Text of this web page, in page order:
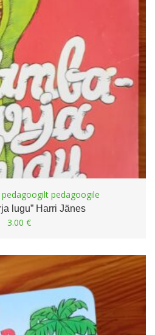
pedagoogile
lugu” Harri Jänes
3.00 €